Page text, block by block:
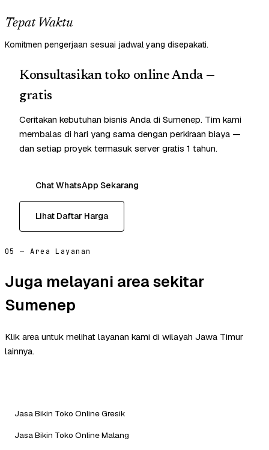
Tepat Waktu
Komitmen pengerjaan sesuai jadwal yang disepakati.
Konsultasikan toko online Anda —
gratis
Ceritakan kebutuhan bisnis Anda di Sumenep. Tim kami
membalas di hari yang sama dengan perkiraan biaya —
dan setiap proyek termasuk server gratis 1 tahun.
Chat WhatsApp Sekarang
Lihat Daftar Harga
05 — Area Layanan
Juga melayani area sekitar
Sumenep
Klik area untuk melihat layanan kami di wilayah Jawa Timur
lainnya.
Jasa Bikin Toko Online Gresik
Jasa Bikin Toko Online Malang